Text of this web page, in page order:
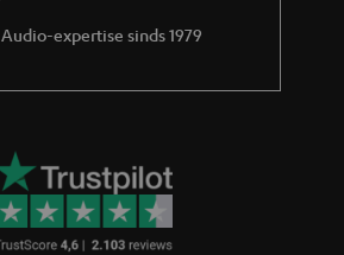
Audio-expertise sinds 1979